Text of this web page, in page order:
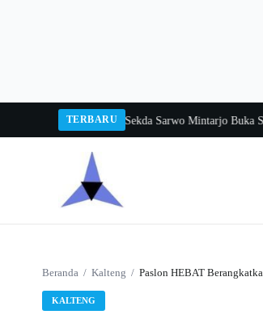
TERBARU
Balang 2026Pj Sekda Sarwo Mintarjo Buka
Beranda / Kalteng / Paslon HEBAT
KALTENG